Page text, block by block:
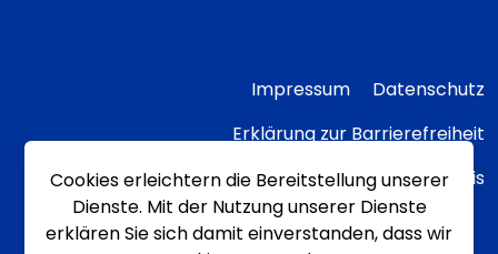
Impressum
Datenschutz
Erklärung zur Barrierefreiheit
Transparenzhinweis
Cookies erleichtern die Bereitstellung unserer
Dienste. Mit der Nutzung unserer Dienste
erklären Sie sich damit einverstanden, dass wir